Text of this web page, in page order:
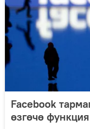
Facebook
өзгөчө